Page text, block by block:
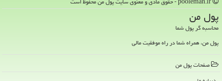
پول من
محاسبه گر پول شما
پول من، همراه شما در راه موفقیت مالی
صفحات پول من